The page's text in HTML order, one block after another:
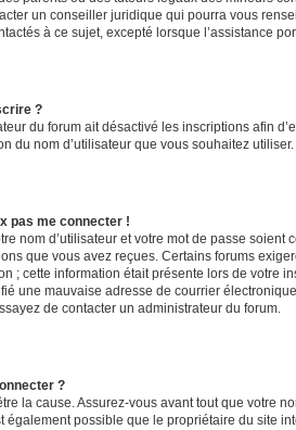
un conseiller juridique qui pourra vous
à ce sujet, excepté lorsque l’assistance
?
du forum ait désactivé les inscriptions afin
du nom d’utilisateur que vous souhaitez
pas me connecter !
nom d’utilisateur et votre mot de passe
que vous avez reçues. Certains forums
; cette information était présente lors de votre
une mauvaise adresse de courrier
de contacter un administrateur du forum.
?
la cause. Assurez-vous avant tout que votre
également possible que le propriétaire du site